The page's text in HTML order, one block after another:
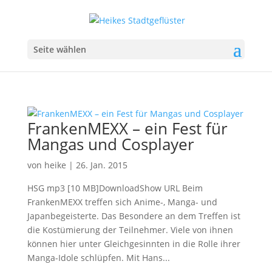
Seite wählen
FrankenMEXX – ein Fest für
Mangas und Cosplayer
von heike | 26. Jan. 2015
HSG mp3 [10 MB]DownloadShow URL Beim
FrankenMEXX treffen sich Anime-, Manga- und
Japanbegeisterte. Das Besondere an dem Treffen ist
die Kostümierung der Teilnehmer. Viele von ihnen
können hier unter Gleichgesinnten in die Rolle ihrer
Manga-Idole schlüpfen. Mit Hans...